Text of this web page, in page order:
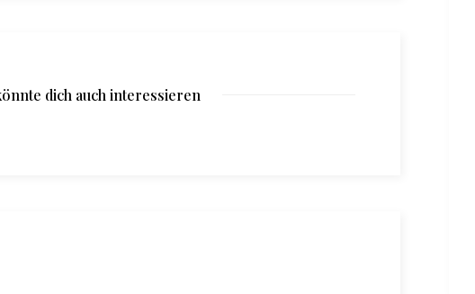
dich auch interessieren